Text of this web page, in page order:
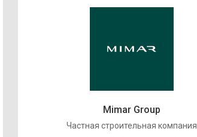
Mimar Group
Частная строительная компания